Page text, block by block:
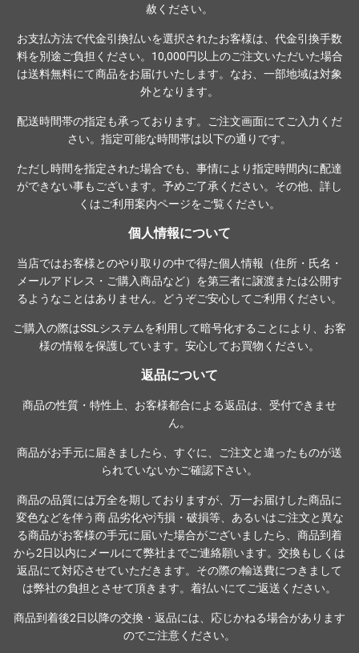
赦ください。
お支払方法で代金引換払いを選択されたお客様は、代金引換手数
料を別途ご負担ください。10,000円以上のご注文いただいた場合
は送料無料にて商品をお届けいたします。なお、一部地域は対象
外となります。
配送時間帯の指定も承っております。ご注文画面にてご入力くだ
さい。指定可能な時間帯は以下の通りです。
ただし時間を指定された場合でも、事情により指定時間内に配達
ができない事もございます。予めご了承ください。その他、詳し
くはご利用案内ページをご覧ください。
個人情報について
当店ではお客様とのやり取りの中で得た個人情報（住所・氏名・
メールアドレス・ご購入商品など）を第三者に譲渡または公開す
るようなことはありません。どうぞご安心してご利用ください。
ご購入の際はSSLシステムを利用して暗号化することにより、お客
様の情報を保護しています。安心してお買物ください。
返品について
商品の性質・特性上、お客様都合による返品は、受付できませ
ん。
商品がお手元に届きましたら、すぐに、ご注文と違ったものが送
られていないかご確認下さい。
商品の品質には万全を期しておりますが、万一お届けした商品に
変色などを伴う商 品劣化や汚損・破損等、あるいはご注文と異な
る商品がお客様の手元に届いた場合がございましたら、商品到着
から2日以内にメールにて弊社までご連絡願います。交換もしくは
返品にて対応させていただきます。その際の輸送費につきまして
は弊社の負担とさせて頂きます。着払いにてご返送ください。
商品到着後2日以降の交換・返品には、応じかねる場合があります
のでご注意ください。